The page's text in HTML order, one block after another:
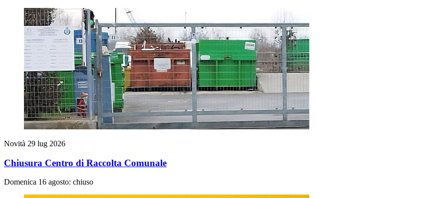
Novità 29 lug 2026
Chiusura Centro di Raccolta Comunale
Domenica 16 agosto: chiuso